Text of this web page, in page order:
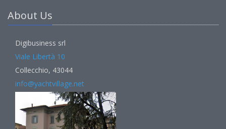
About Us
Digibusiness srl
Viale Libertà 10
Collecchio, 43044
info@yachtvillage.net